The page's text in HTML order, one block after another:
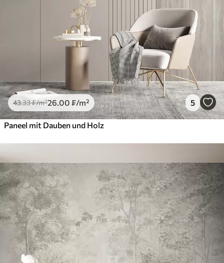
43.33₣/m²26 .00 ₣/m² 5
Paneel mit Dauben und Holz